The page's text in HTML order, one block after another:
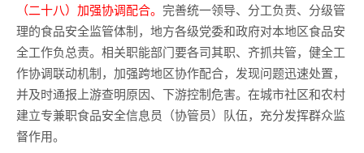
（二十八）加强协调配合。 完善统一领导、分工负责、分级管
理的食品安全监管体制，地方各级党委和政府对本地区食品安
全工作负总责。相关职能部门要各司其职、齐抓共管，健全工
作协调联动机制，加强跨地区协作配合，发现问题迅速处置，
并及时通报上游查明原因、下游控制危害。在城市社区和农村
建立专兼职食品安全信息员（协管员）队伍，充分发挥群众监
督作用。